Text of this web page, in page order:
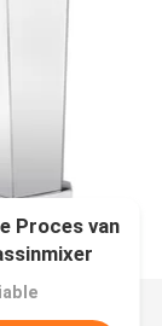
Proces van